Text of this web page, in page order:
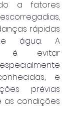
a fatores
rápidas
água. A
é evitar
e
prévias
as condições